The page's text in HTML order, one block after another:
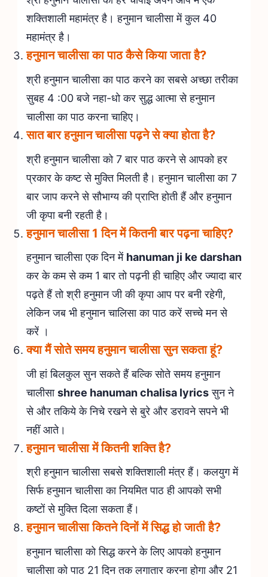
शक्तिशाली महामंत्र है। हनुमान चालीसा में कुल 40
महामंत्र है।
हनुमान चालीसा का पाठ कैसे किया जाता है?
श्री हनुमान चालीसा का पाठ करने का सबसे अच्छा तरीका
सुबह 4 :00 बजे नहा-धो कर सुद्ध आत्मा से हनुमान
चालीसा का पाठ करना चाहिए।
सात बार हनुमान चालीसा पढ़ने से क्या होता है?
श्री हनुमान चालीसा को 7 बार पाठ करने से आपको हर
प्रकार के कष्ट से मुक्ति मिलती है। हनुमान चालीसा का 7
बार जाप करने से सौभाग्य की प्राप्ति होती हैं और हनुमान
जी कृपा बनी रहती है।
हनुमान चालीसा 1 दिन में कितनी बार पढ़ना चाहिए?
हनुमान चालीसा एक दिन में hanuman ji ke darshan
कर के कम से कम 1 बार तो पढ़नी ही चाहिए और ज्यादा बार
पढ़ते हैं तो श्री हनुमान जी की कृपा आप पर बनी रहेगी,
लेकिन जब भी हनुमान चालिसा का पाठ करें सच्चे मन से
करें ।
क्या मैं सोते समय हनुमान चालीसा सुन सकता हूं?
जी हां बिलकुल सुन सकते हैं बल्कि सोते समय हनुमान
चालीसाshree hanuman chalisa lyricsसुन ने
से और तकिये के निचे रखने से बुरे और डरावने सपने भी
नहीं आते।
हनुमान चालीसा में कितनी शक्ति है?
श्री हनुमान चालीसा सबसे शक्तिशाली मंत्र हैं। कलयुग में
सिर्फ हनुमान चालीसा का नियमित पाठ ही आपको सभी
कष्टों से मुक्ति दिला सकता हैं।
हनुमान चालीसा कितने दिनों में सिद्ध हो जाती है?
हनुमान चालीसा को सिद्ध करने के लिए आपको हनुमान
चालीसा को पाठ 21 दिन तक लगातार करना होगा और 21